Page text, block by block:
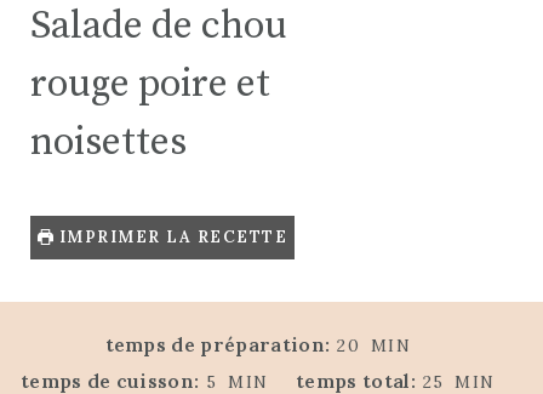
Salade de chou
rouge poire et
noisettes
IMPRIMER LA RECETTE
temps de préparation: 20 M
I
MIN
temps de cuisson: 5
M
MIN temps total: 25
M
MIN